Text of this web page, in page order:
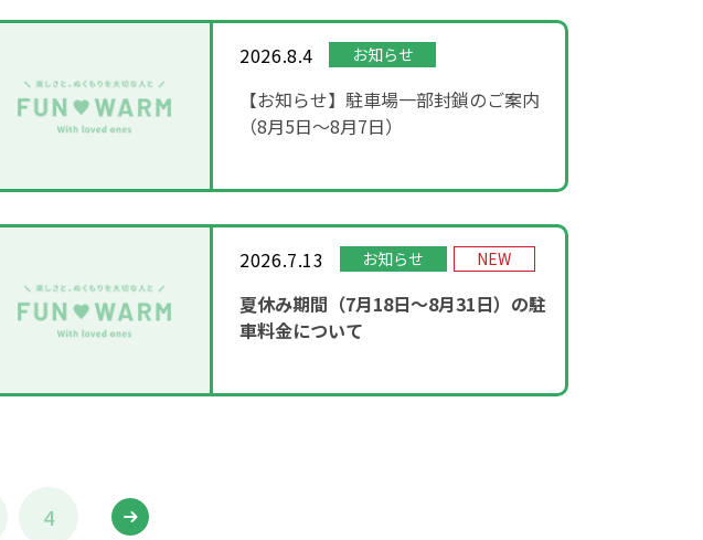
2026.8.4 お知らせ
【お知らせ】駐車場一部封鎖のご案内
（8月5日〜8月7日）
2026.7.13 お知らせ NEW
夏休み期間（7月18日～8月31日）の駐
車料金について
4